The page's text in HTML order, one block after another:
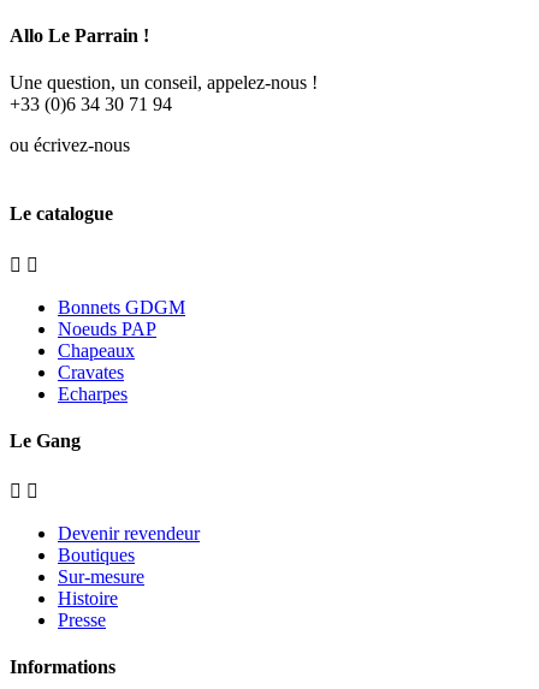
Allo Le Parrain !
Une question, un conseil, appelez-nous !
+33 (0)6 34 30 71 94
ou écrivez-nous
Le catalogue
 
Bonnets GDGM
Noeuds PAP
Chapeaux
Cravates
Echarpes
Le Gang
 
Devenir revendeur
Boutiques
Sur-mesure
Histoire
Presse
Informations